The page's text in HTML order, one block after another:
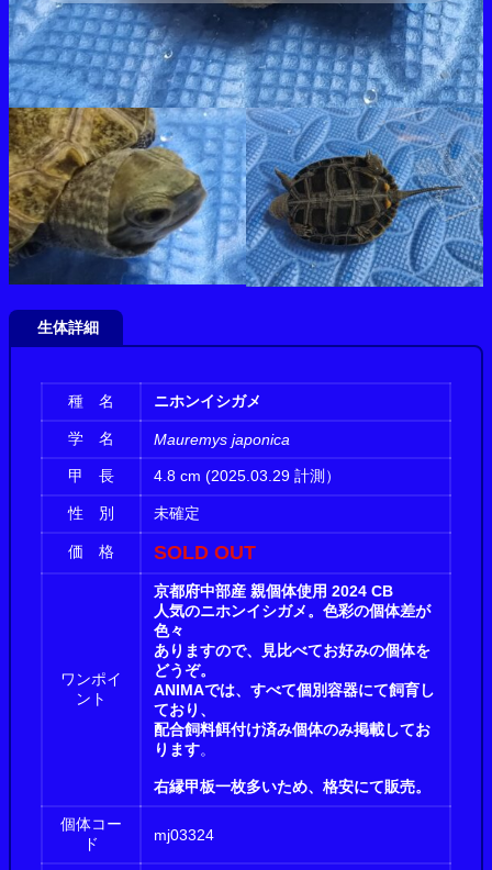
生体詳細
種 名 ニホンイシガメ
学 名 Mauremys japonica
甲 長 4.8 cm (2025.03.29 計測）
性 別 未確定
価 格 SOLD OUT
ワンポイ
ント
京都府中部産 親個体使用 2024 CB
人気のニホンイシガメ。色彩の個体差が
色々
ありますので、見比べてお好みの個体を
どうぞ。
ANIMAでは、すべて個別容器にて飼育し
ており、
配合飼料餌付け済み個体のみ掲載してお
ります。
右縁甲板一枚多いため、格安にて販売。
個体コー
ド
mj03324